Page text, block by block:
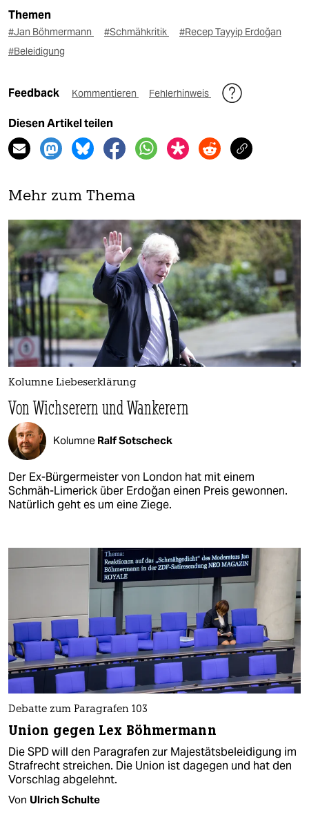
Themen
#Jan Böhmermann #Schmähkritik
#Recep Tayyip Erdoğan
#Beleidigung
Feedback Kommentieren Fehlerhinweis
Diesen Artikel teilen
Mehr zum Thema
Kolumne Liebeserklärung
Von Wichserern und Wankerern
Kolumne Ralf Sotscheck
Der Ex-Bürgermeister von London hat mit einem
Schmäh-Limerick über Erdoğan einen Preis gewonnen.
Natürlich geht es um eine Ziege.
Debatte zum Paragrafen 103
Union gegen Lex Böhmermann
Die SPD will den Paragrafen zur Majestätsbeleidigung im
Strafrecht streichen. Die Union ist dagegen und hat den
Vorschlag abgelehnt.
Von Ulrich Schulte